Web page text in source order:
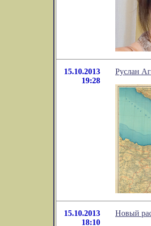
15.10.2013
19:28
Руслан
15.10.2013
18:10
Новый